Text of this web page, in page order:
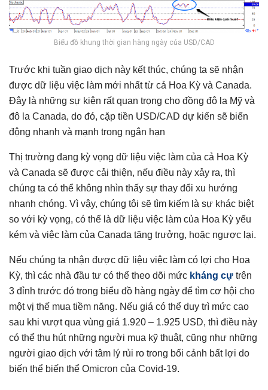
Biểu đồ khung thời gian hàng ngày của USD/CAD
Trước khi tuần giao dịch này kết thúc, chúng ta sẽ nhận
được dữ liệu việc làm mới nhất từ ​​cả Hoa Kỳ và Canada.
Đây là những sự kiện rất quan trọng cho đồng đô la Mỹ và
đô la Canada, do đó, cặp tiền USD/CAD dự kiến sẽ biến
động nhanh và mạnh trong ngắn hạn
Thị trường đang kỳ vọng dữ liệu việc làm của cả Hoa Kỳ
và Canada sẽ được cải thiện, nếu điều này xảy ra, thì
chúng ta có thể không nhìn thấy sự thay đổi xu hướng
nhanh chóng. Vì vậy, chúng tôi sẽ tìm kiếm là sự khác biệt
so với kỳ vọng, có thể là dữ liệu việc làm của Hoa Kỳ yếu
kém và việc làm của Canada tăng trưởng, hoặc ngược lại.
Nếu chúng ta nhận được dữ liệu việc làm có lợi cho Hoa
Kỳ, thì các nhà đầu tư có thể theo dõi mức kháng cự trên
3 đỉnh trước đó trong biểu đồ hàng ngày để tìm cơ hội cho
một vị thế mua tiềm năng. Nếu giá có thể duy trì mức cao
sau khi vượt qua vùng giá 1.920 – 1.925 USD, thì điều này
có thể thu hút những người mua kỹ thuật, cũng như những
người giao dịch với tâm lý rủi ro trong bối cảnh bất lợi do
biến thể biến thể Omicron của Covid-19.